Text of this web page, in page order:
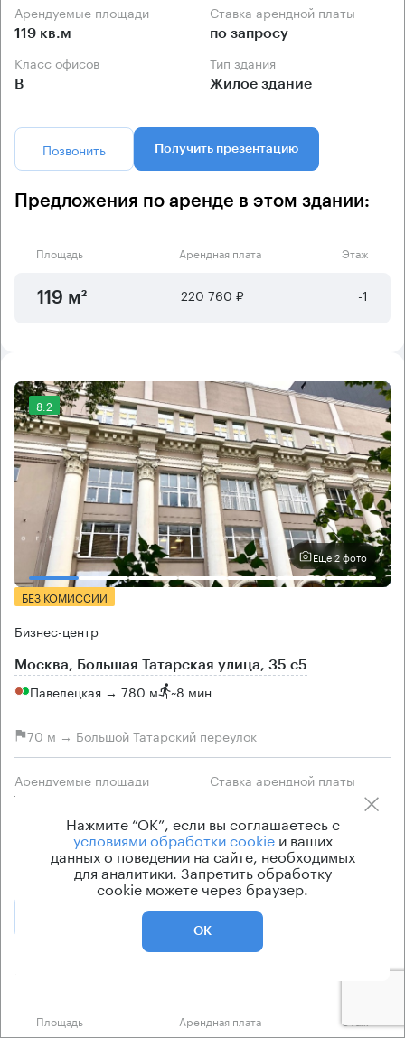
Арендуемые площади
119 кв.м
Ставка арендной платы
по запросу
Класс офисов
B
Тип здания
Жилое здание
Позвонить Получить презентацию
Предложения по аренде в этом здании:
Площадь Арендная плата Этаж
119 м² 220 760 ₽ -1
8.2
Еще 2 фото
БЕЗ КОМИССИИ
Бизнес-центр
Москва, Большая Татарская улица, 35 с5
Павелецкая → 780 м ~8 мин
70 м → Большой Татарский переулок
Арендуемые площади
790 кв.м
Ставка арендной платы
Класс офисов Тип здания
Бизнес-центр
Получить презентацию
Площадь Арендная плата Этаж
Нажмите “ОК”, если вы соглашаетесь с
условиями обработки cookieи ваших
данных о поведении на сайте, необходимых
для аналитики. Запретить обработку
cookie можете через браузер.
ОК